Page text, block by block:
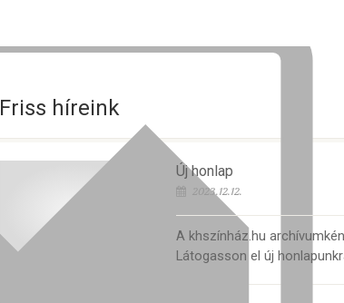
Friss híreink
Új honlap
2023.12.12.
A khszínház.hu
Látogasson el új